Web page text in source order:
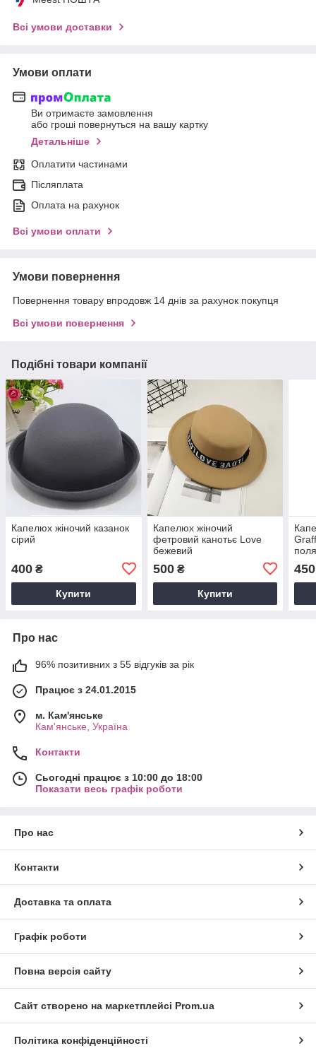
Всі умови доставки
Умови оплати
Ви отримаєте замовлення
або гроші повернуться на вашу картку
Детальніше
Оплатити частинами
Післяплата
Оплата на рахунок
Всі умови оплати
Умови повернення
Повернення товару впродовж 14 днів за рахунок покупця
Всі умови повернення
Подібні товари компанії
Капелюх жіночий казанок
сірий
400 ₴
Купити
Капелюх жіночий
фетровий канотьє Love
бежевий
500₴
Купити
450
Про нас
96% позитивних з 55 відгуків за рік
Працює з 24.01.2015
м. Кам'янське
Кам'янське, Україна
Контакти
Сьогодні працює з 10:00 до 18:00
Показати весь графік роботи
Про нас
Контакти
Доставка та оплата
Графік роботи
Повна версія сайту
Сайт створено на маркетплейсі Prom.ua
Політика конфіденційності